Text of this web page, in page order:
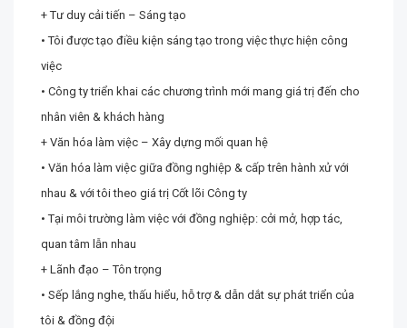
+ Tư duy cải tiến – Sáng tạo
• Tôi được tạo điều kiện sáng tạo trong việc thực hiện công
việc
• Công ty triển khai các chương trình mới mang giá trị đến cho
nhân viên & khách hàng
+ Văn hóa làm việc – Xây dựng mối quan hệ
• Văn hóa làm việc giữa đồng nghiệp & cấp trên hành xử với
nhau & với tôi theo giá trị Cốt lõi Công ty
• Tại môi trường làm việc với đồng nghiệp: cởi mở, hợp tác,
quan tâm lẫn nhau
+ Lãnh đạo – Tôn trọng
• Sếp lắng nghe, thấu hiểu, hỗ trợ & dẫn dắt sự phát triển của
tôi & đồng đội